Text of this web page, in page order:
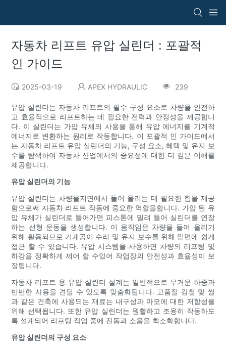
자동차 리프트 유압 실린더 : 포괄적
인 가이드
2025-03-19 APEX HYDRAULIC 239
유압 실린더는 자동차 리프트의 필수 구성 요소로 차량을 안전하
고 효율적으로 리프트하는 데 필요한 전력과 안정성을 제공합니
다. 이 실린더는 가압 유체의 사용을 통해 유압 에너지를 기계적
에너지로 변환하는 원리로 작동합니다. 이 포괄적 인 가이드에서
는 자동차 리프트 유압 실린더의 기능, 구성 요소, 혜택 및 유지 보
수를 탐색하여 자동차 산업에서의 중요성에 대한 더 깊은 이해를
제공합니다.
유압 실린더의 기능
유압 실린더는 차량을지면에서 들어 올리는 데 필요한 힘을 제공
함으로써 자동차 리프트 작동에 중요한 역할을합니다. 가압 된 유
압 유체가 실린더로 들어가면 피스톤에 밀려 들어 실린더를 연장
하는 선형 운동을 생성합니다. 이 움직임은 차량을 들어 올리기
위해 활용되므로 기계공이 수리 및 유지 보수를 위해 밑면에 쉽게
접근 할 수 있습니다. 유압 시스템을 사용하면 차량의 리프팅 및
하강을 정확하게 제어 할 수있어 작업장의 안전성과 효율성이 보
장됩니다.
자동차 리프트 용 유압 실린더 설계는 일반적으로 무거운 하중과
빈번한 사용을 견딜 수 있도록 맞춤화됩니다. 고품질 강철 및 씰
과 같은 건축에 사용되는 재료는 내구성과 마모에 대한 저항성을
위해 선택됩니다. 또한 유압 실린더는 원활하고 조용히 작동하도
록 설계되어 리프팅 작업 중에 진동과 소음을 최소화합니다.
유압 실린더의 구성 요소